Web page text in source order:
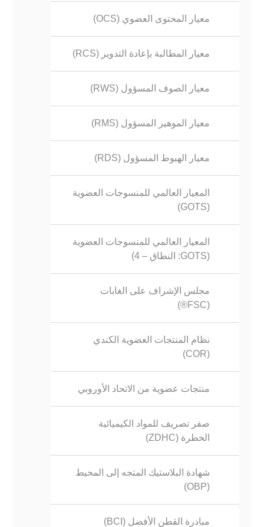
معيار المحتوى العضوي (OCS)
معيار المطالبة بإعادة التدوير (RCS)
معيار الصوف المسؤول (RWS)
معيار الموهير المسؤول (RMS)
معيار الهبوط المسؤول (RDS)
المعيار العالمي للمنسوجات العضوية
(GOTS)
المعيار العالمي للمنسوجات العضوية
(GOTS: النطاق – 4)
مجلس الإشراف على الغابات
(FSC®)
نظام المنتجات العضوية الكندي
(COR)
منتجات عضوية من الاتحاد الأوروبي
صفر تصريف للمواد الكيميائية
الخطرة (ZDHC)
شهادة البلاستيك المتجه إلى المحيط
(OBP)
مبادرة القطن الأفضل (BCI)